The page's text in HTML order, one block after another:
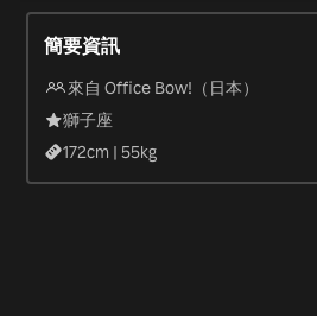
簡要資訊
來自 Office Bow!（日本）
獅子座
172cm |55kg